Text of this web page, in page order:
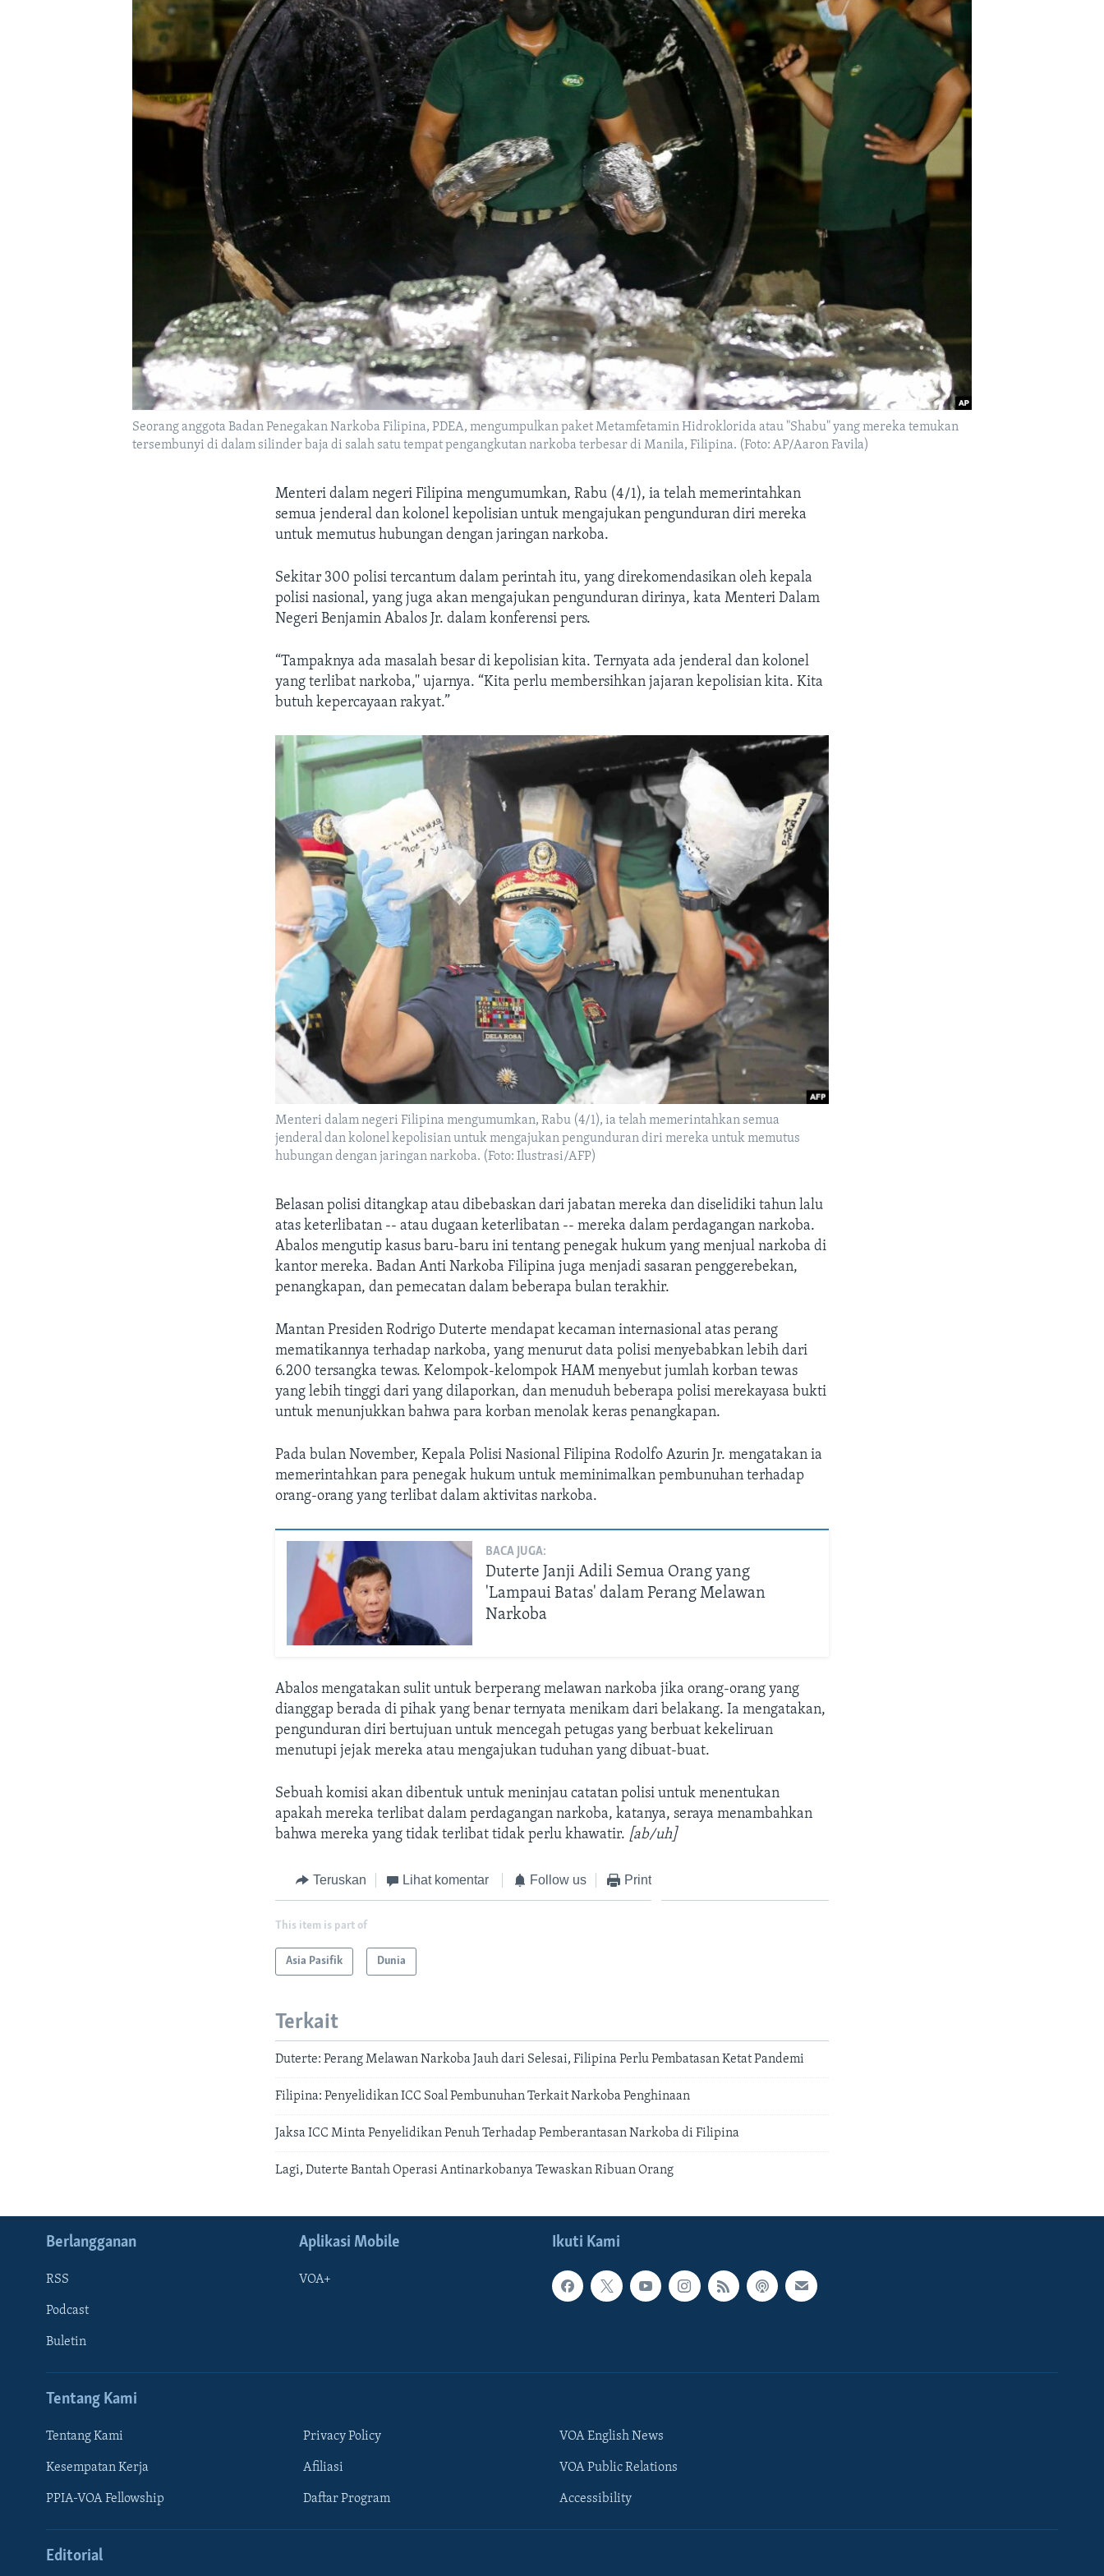
Seorang anggota Badan Penegakan Narkoba Filipina, PDEA, mengumpulkan paket Metamfetamin Hidroklorida atau "Shabu" yang mereka temukan
tersembunyi di dalam silinder baja di salah satu tempat pengangkutan narkoba terbesar di Manila, Filipina. (Foto: AP/Aaron Favila)
Menteri dalam negeri Filipina mengumumkan, Rabu (4/1), ia telah memerintahkan
semua jenderal dan kolonel kepolisian untuk mengajukan pengunduran diri mereka
untuk memutus hubungan dengan jaringan narkoba.
Sekitar 300 polisi tercantum dalam perintah itu, yang direkomendasikan oleh kepala
polisi nasional, yang juga akan mengajukan pengunduran dirinya, kata Menteri Dalam
Negeri Benjamin Abalos Jr. dalam konferensi pers.
“Tampaknya ada masalah besar di kepolisian kita. Ternyata ada jenderal dan kolonel
yang terlibat narkoba,'' ujarnya. “Kita perlu membersihkan jajaran kepolisian kita. Kita
butuh kepercayaan rakyat.”
Menteri dalam negeri Filipina mengumumkan, Rabu (4/1), ia telah memerintahkan semua
jenderal dan kolonel kepolisian untuk mengajukan pengunduran diri mereka untuk memutus
hubungan dengan jaringan narkoba. (Foto: Ilustrasi/AFP)
Belasan polisi ditangkap atau dibebaskan dari jabatan mereka dan diselidiki tahun lalu
atas keterlibatan -- atau dugaan keterlibatan -- mereka dalam perdagangan narkoba.
Abalos mengutip kasus baru-baru ini tentang penegak hukum yang menjual narkoba di
kantor mereka. Badan Anti Narkoba Filipina juga menjadi sasaran penggerebekan,
penangkapan, dan pemecatan dalam beberapa bulan terakhir.
Mantan Presiden Rodrigo Duterte mendapat kecaman internasional atas perang
mematikannya terhadap narkoba, yang menurut data polisi menyebabkan lebih dari
6.200 tersangka tewas. Kelompok-kelompok HAM menyebut jumlah korban tewas
yang lebih tinggi dari yang dilaporkan, dan menuduh beberapa polisi merekayasa bukti
untuk menunjukkan bahwa para korban menolak keras penangkapan.
Pada bulan November, Kepala Polisi Nasional Filipina Rodolfo Azurin Jr. mengatakan ia
memerintahkan para penegak hukum untuk meminimalkan pembunuhan terhadap
orang-orang yang terlibat dalam aktivitas narkoba.
BACA JUGA:
Duterte Janji Adili Semua Orang yang
'Lampaui Batas' dalam Perang Melawan
Narkoba
Abalos mengatakan sulit untuk berperang melawan narkoba jika orang-orang yang
dianggap berada di pihak yang benar ternyata menikam dari belakang. Ia mengatakan,
pengunduran diri bertujuan untuk mencegah petugas yang berbuat kekeliruan
menutupi jejak mereka atau mengajukan tuduhan yang dibuat-buat.
Sebuah komisi akan dibentuk untuk meninjau catatan polisi untuk menentukan
apakah mereka terlibat dalam perdagangan narkoba, katanya, seraya menambahkan
bahwa mereka yang tidak terlibat tidak perlu khawatir. [ab/uh]
Teruskan Lihat komentar Follow us Print
This item is part of
Asia Pasifik Dunia
Terkait
Duterte: Perang Melawan Narkoba Jauh dari Selesai, Filipina Perlu Pembatasan Ketat Pandemi
Filipina: Penyelidikan ICC Soal Pembunuhan Terkait Narkoba Penghinaan
Jaksa ICC Minta Penyelidikan Penuh Terhadap Pemberantasan Narkoba di Filipina
Lagi, Duterte Bantah Operasi Antinarkobanya Tewaskan Ribuan Orang
Ikuti Kami
Berlangganan
RSS
Podcast
Buletin
Aplikasi Mobile
VOA+
Tentang Kami
Tentang Kami
Kesempatan Kerja
PPIA-VOA Fellowship
Privacy Policy
Afiliasi
Daftar Program
VOA English News
VOA Public Relations
Accessibility
Editorial